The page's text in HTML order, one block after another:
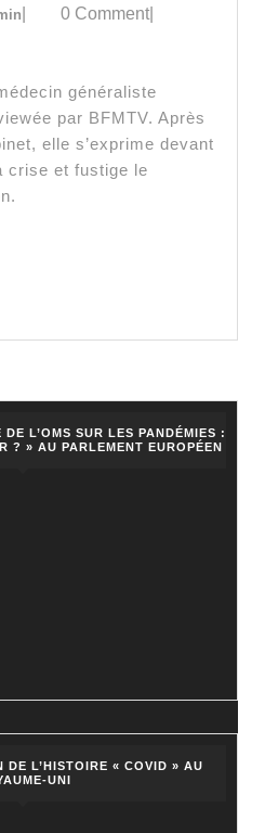
Admin0 Comment
par BFMTV. Après
elle s’exprime devant
crise et fustige le
L’OMS SUR LES PANDÉMIES :
? » AU PARLEMENT EUROPÉEN
L’HISTOIRE « COVID » AU
UNI